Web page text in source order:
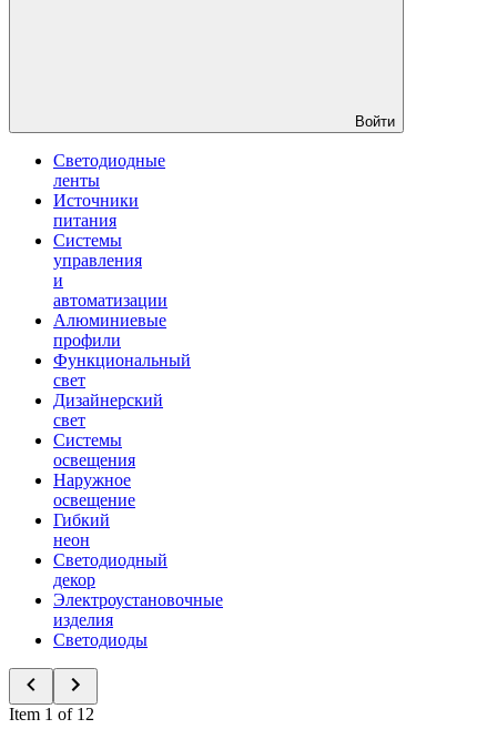
Войти
Светодиодные
ленты
Источники
питания
Системы
управления
и
автоматизации
Алюминиевые
профили
Функциональный
свет
Дизайнерский
свет
Системы
освещения
Наружное
освещение
Гибкий
неон
Светодиодный
декор
Электроустановочные
изделия
Светодиоды
Item 1 of 12